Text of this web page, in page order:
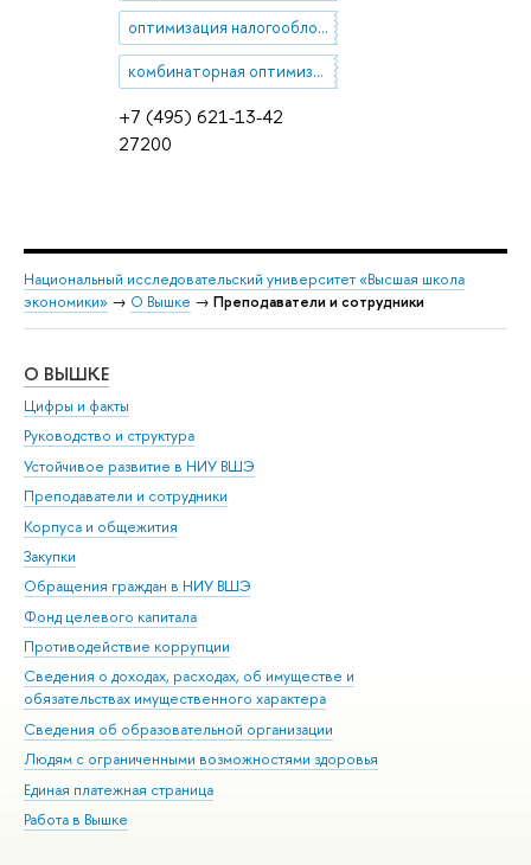
+7 (495) 621-13-42
27200
оптимизация налогообложения
комбинаторная оптимизация
Национальный исследовательский университет «Высшая школа
экономики» → О Вышке → Преподаватели и сотрудники
О ВЫШКЕ
Цифры и факты
Руководство и структура
Устойчивое развитие в НИУ ВШЭ
Преподаватели и сотрудники
Корпуса и общежития
Закупки
Обращения граждан в НИУ ВШЭ
Фонд целевого капитала
Противодействие коррупции
Сведения о доходах, расходах, об имуществе и
обязательствах имущественного характера
Сведения об образовательной организации
Людям с ограниченными возможностями здоровья
Единая платежная страница
Работа в Вышке